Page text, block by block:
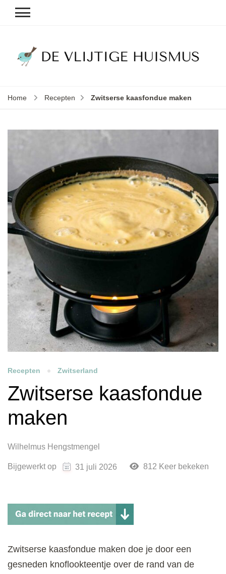
Home Recepten Zwitserse kaasfondue maken
Recepten Zwitserland
Zwitserse kaasfondue
maken
Wilhelmus Hengstmengel
Bijgewerkt op 31 juli 2026 812 Keer bekeken
Zwitserse kaasfondue maken doe je door een
gesneden knoflookteentje over de rand van de